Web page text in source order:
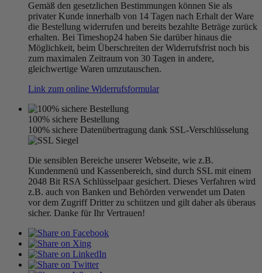
Gemäß den gesetzlichen Bestimmungen können Sie als
privater Kunde innerhalb von 14 Tagen nach Erhalt der Ware
die Bestellung widerrufen und bereits bezahlte Beträge zurück
erhalten. Bei Timeshop24 haben Sie darüber hinaus die
Möglichkeit, beim Überschreiten der Widerrufsfrist noch bis
zum maximalen Zeitraum von 30 Tagen in andere,
gleichwertige Waren umzutauschen.
Link zum online Widerrufsformular
100% sichere Bestellung
100% sichere Datenübertragung dank SSL-Verschlüsselung
Die sensiblen Bereiche unserer Webseite, wie z.B.
Kundenmenü und Kassenbereich, sind durch SSL mit einem
2048 Bit RSA Schlüsselpaar gesichert. Dieses Verfahren wird
z.B. auch von Banken und Behörden verwendet um Daten
vor dem Zugriff Dritter zu schützen und gilt daher als überaus
sicher. Danke für Ihr Vertrauen!